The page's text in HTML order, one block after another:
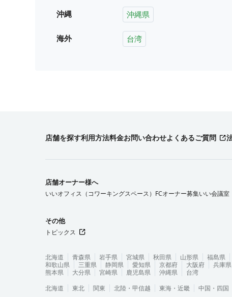
沖縄 沖縄県
海外 台湾
店舗を探す利用方法料金お問い合わせよくあるご質問
店舗オーナー様へ
いいオフィス（コワーキングスペース）FCオーナー募集いい会議室
その他
トピックス
北海道 青森県 岩手県 宮城県 秋田県 山形県 福島県
和歌山県
三重県 静岡県 愛知県 京都府 大阪府 兵庫県
熊本県
大分県 宮崎県 鹿児島県 沖縄県
台湾
北海道
東北 関東 北陸・甲信越 東海・近畿 中国・四国